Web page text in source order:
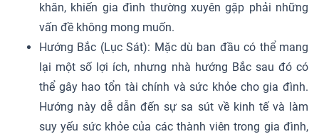
khăn, khiến gia đình thường xuyên gặp phải những
vấn đề không mong muốn.
Hướng Bắc (Lục Sát): Mặc dù ban đầu có thể mang
lại một số lợi ích, nhưng nhà hướng Bắc sau đó có
thể gây hao tổn tài chính và sức khỏe cho gia đình.
Hướng này dễ dẫn đến sự sa sút về kinh tế và làm
suy yếu sức khỏe của các thành viên trong gia đình,